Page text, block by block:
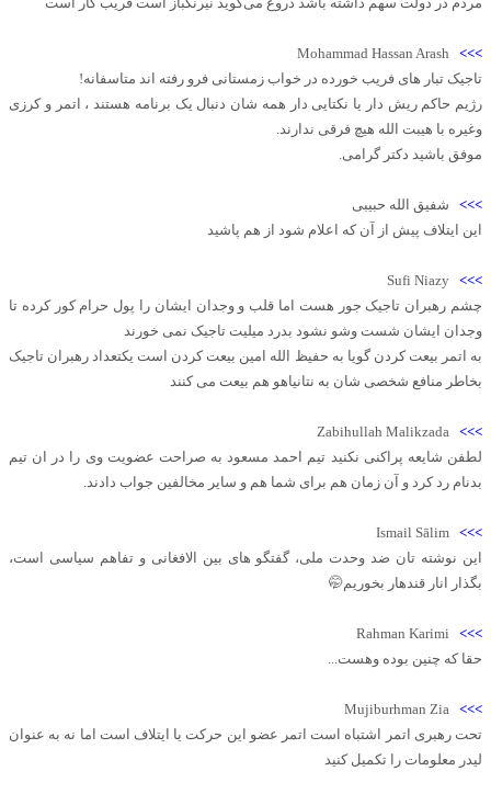
>>>
Mohammad Hassan Arash
تاجیک تبار های فریب خورده در خواب زمستانی فرو رفته اند متاسفانه!
رژیم حاکم ریش دار یا نکتایی دار همه شان دنبال یک برنامه هستند ، اتمر و کرزی
وغیره با هیبت الله هیچ فرقی ندارند.
موفق باشید دکتر گرامی.
>>> شفیق الله حبیبی
این ایتلاف پیش از آن که اعلام شود از هم پاشید
>>>
Sufi Niazy
چشم رهبران تاجیک جور هست اما قلب و وجدان ایشان را پول حرام کور کرده تا
وجدان ایشان شست ‌وشو نشود بدرد میلیت تاجیک نمی خورند
به اتمر بیعت کردن گویا به حفیظ الله امین بیعت کردن است یکتعداد رهبران تاجیک
بخاطر منافع شخصی شان به نتانياهو هم بيعت مى كنند
>>>
Zabihullah Malikzada
لطفن شایعه پراکنی نکنید تیم احمد مسعود به صراحت عضویت وی را در ان تیم
بدنام رد کرد و آن زمان هم برای شما هم و سایر مخالفین جواب دادند.
>>>
Ismail Sālim
این نوشته تان ضد وحدت ملی، گفتگو های بین الافغانی و تفاهم سیاسی است،
بگذار انار قندهار بخوریم🤭
>>>
Rahman Karimi
حقا که چنین بوده وهست...
>>>
Mujiburhman Zia
تحت رهبری اتمر اشتباه است اتمر عضو این حرکت یا ايتلاف است اما نه به عنوان
لیدر معلومات را تکمیل کنید